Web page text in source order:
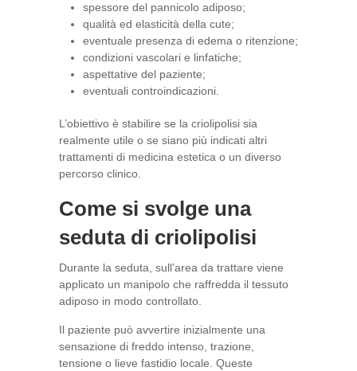
spessore del pannicolo adiposo;
qualità ed elasticità della cute;
eventuale presenza di edema o ritenzione;
condizioni vascolari e linfatiche;
aspettative del paziente;
eventuali controindicazioni.
L’obiettivo è stabilire se la criolipolisi sia
realmente utile o se siano più indicati altri
trattamenti di medicina estetica o un diverso
percorso clinico.
Come si svolge una
seduta di criolipolisi
Durante la seduta, sull’area da trattare viene
applicato un manipolo che raffredda il tessuto
adiposo in modo controllato.
Il paziente può avvertire inizialmente una
sensazione di freddo intenso, trazione,
tensione o lieve fastidio locale. Queste